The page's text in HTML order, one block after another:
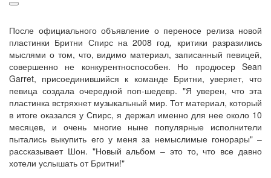
После официального объявление о переносе релиза новой
пластинки Бритни Спирс на 2008 год, критики разразились
мыслями о том, что, видимо материал, записанный певицей,
совершенно не конкурентноспособен. Но продюсер Sean
Garret, присоединившийся к команде Бритни, уверяет, что
певица создала очередной поп-шедевр. "Я уверен, что эта
пластинка встряхнет музыкальный мир. Тот материал, который
в итоге оказался у Спирс, я держал именно для нее около 10
месяцев, и очень многие ныне популярные исполнители
пытались выкупить его у меня за немыслимые гонорары" –
рассказывает Шон. "Новый альбом – это то, что все давно
хотели услышать от Бритни!"